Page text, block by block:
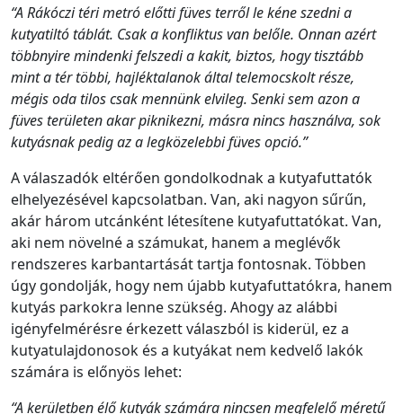
“A Rákóczi téri metró előtti füves terről le kéne szedni a
kutyatiltó táblát. Csak a konfliktus van belőle. Onnan azért
többnyire mindenki felszedi a kakit, biztos, hogy tisztább
mint a tér többi, hajléktalanok által telemocskolt része,
mégis oda tilos csak mennünk elvileg. Senki sem azon a
füves területen akar piknikezni, másra nincs használva, sok
kutyásnak pedig az a legközelebbi füves opció.”
A válaszadók eltérően gondolkodnak a kutyafuttatók
elhelyezésével kapcsolatban. Van, aki nagyon sűrűn,
akár három utcánként létesítene kutyafuttatókat. Van,
aki nem növelné a számukat, hanem a meglévők
rendszeres karbantartását tartja fontosnak. Többen
úgy gondolják, hogy nem újabb kutyafuttatókra, hanem
kutyás parkokra lenne szükség. Ahogy az alábbi
igényfelmérésre érkezett válaszból is kiderül, ez a
kutyatulajdonosok és a kutyákat nem kedvelő lakók
számára is előnyös lehet:
“A kerületben élő kutyák számára nincsen megfelelő méretű